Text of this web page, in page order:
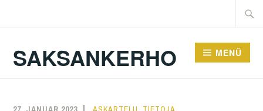
Suche
SAKSANKERHO MENÜ